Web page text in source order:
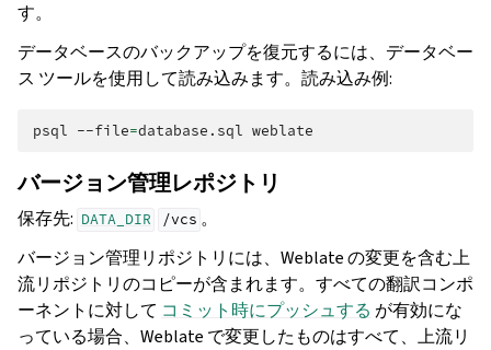
す。
データベースのバックアップを復元するには、データベー
ス ツールを使用して読み込みます。読み込み例:
psql --file=database.sql
バージョン管理レポジトリ
保存先: DATA_DIR /vcs 。
バージョン管理リポジトリには、Weblate の変更を含む上
流リポジトリのコピーが含まれます。すべての翻訳コンポ
ーネントに対して コミット時にプッシュする が有効にな
っている場合、Weblate で変更したものはすべて、上流リ